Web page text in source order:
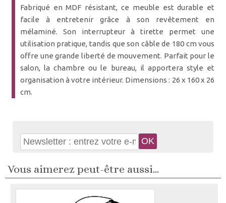
Fabriqué en MDF résistant, ce meuble est durable et
facile à entretenir grâce à son revêtement en
mélaminé. Son interrupteur à tirette permet une
utilisation pratique, tandis que son câble de 180 cm vous
offre une grande liberté de mouvement. Parfait pour le
salon, la chambre ou le bureau, il apportera style et
organisation à votre intérieur. Dimensions : 26 x 160 x 26
cm.
Vous aimerez peut-être aussi...